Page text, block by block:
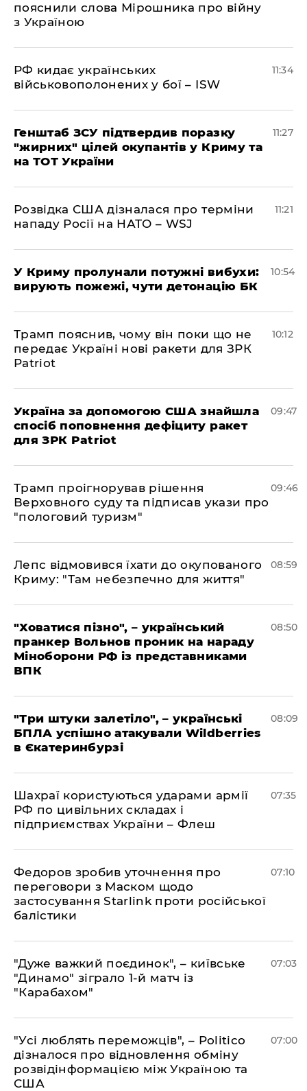
пояснили слова Мірошника про війну
з Україною
РФ кидає українських
військовополонених у бої – ISW
11:34
Генштаб ЗСУ підтвердив поразку
"жирних" цілей окупантів у Криму та
на ТОТ України
11:27
Розвідка США дізналася про терміни
нападу Росії на НАТО – WSJ
11:21
У Криму пролунали потужні вибухи:
вирують пожежі, чути детонацію БК
10:54
Трамп пояснив, чому він поки що не
передає Україні нові ракети для ЗРК
Patriot
10:12
Україна за допомогою США знайшла
спосіб поповнення дефіциту ракет
для ЗРК Patriot
09:47
Трамп проігнорував рішення
Верховного суду та підписав укази про
"пологовий туризм"
09:46
Лепс відмовився їхати до окупованого
Криму: "Там небезпечно для життя"
08:59
"Ховатися пізно", – український
пранкер Вольнов проник на нараду
Міноборони РФ із представниками
ВПК
08:50
"Три штуки залетіло", – українські
БПЛА успішно атакували Wildberries
в Єкатеринбурзі
08:09
Шахраї користуються ударами армії
РФ по цивільних складах і
підприємствах України – Флеш
07:35
Федоров зробив уточнення про
переговори з Маском щодо
застосування Starlink проти російської
балістики
07:10
"Дуже важкий поєдинок", – київське
"Динамо" зіграло 1-й матч із
"Карабахом"
07:03
"Усі люблять переможців", – Politico
дізналося про відновлення обміну
розвідінформацією між Україною та
США
07:00